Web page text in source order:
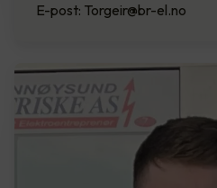
E-post: Torgeir@br-el.no